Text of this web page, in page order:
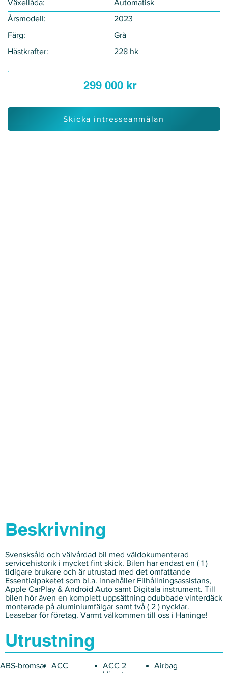
Växellåda:
Årsmodell:
Färg:
Hästkrafter:
299 000 kr
Skicka intresseanmälan
Automatisk
2023
Grå
228 hk
Beskrivning
Svensksåld och välvårdad bil med väldokumenterad
servicehistorik i mycket fint skick. Bilen har endast en ( 1 )
tidigare brukare och är utrustad med det omfattande
Essentialpaketet som bl.a. innehåller Filhållningsassistans,
Apple CarPlay & Android Auto samt Digitala instrument. Till
bilen hör även en komplett uppsättning odubbade vinterdäck
monterade på aluminiumfälgar samt två ( 2 ) nycklar.
Leasebar för företag. Varmt välkommen till oss i Haninge!
Utrustning
ABS-bromsar ACC
ACC 2
Airbag